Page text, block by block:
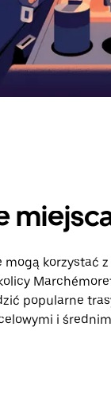
mogą korzystać
popularne
i